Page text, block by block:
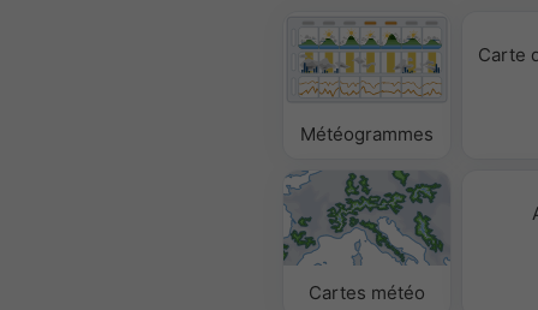
Météogrammes
Carte
Cartes météo